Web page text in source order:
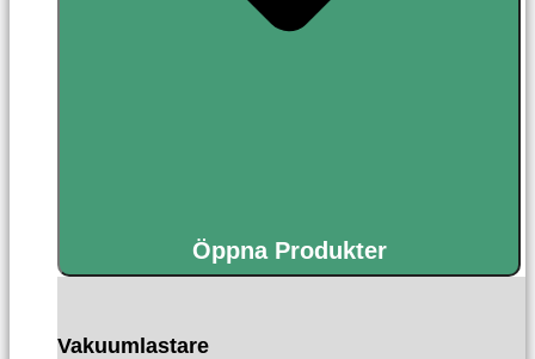
Öppna Produkter
Vakuumlastare